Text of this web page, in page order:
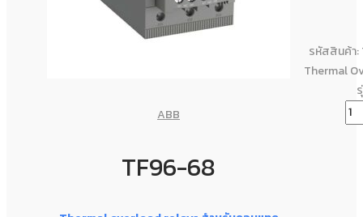
ABB
TF96-68
รหัสสินค้า
Thermal